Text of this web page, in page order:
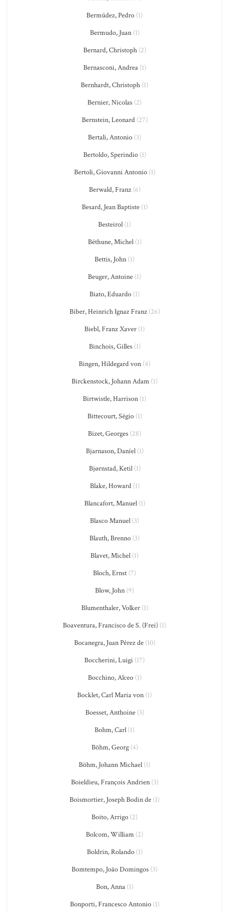
Bermúdez, Pedro (1)
Bermudo, Juan(1)
Bernard, Christoph(2)
Bernasconi, Andrea(1)
Bernhardt, Christoph (1)
Bernier, Nicolas (2)
Bernstein, Leonard(27)
Bertali, Antonio (3)
Bertoldo, Sperindio(1)
Bertoli, Giovanni Antonio(1)
Berwald, Franz(6)
Besard, Jean Baptiste(1)
Besteirol (1)
Béthune, Michel(1)
Bettis, John (1)
Beuger, Antoine (1)
Biato, Eduardo (1)
Biber, Heinrich Ignaz Franz(26)
Biebl, Franz Xaver (1)
Binchois, Gilles(1)
Bingen, Hildegard von (4)
Birckenstock, Johann Adam (1)
Birtwistle, Harrison (1)
Bittecourt, Ségio(1)
Bizet, Georges (28)
Bjarnason, Daníel(1)
Bjørnstad, Ketil(1)
Blake, Howard(1)
Blancafort, Manuel(1)
Blasco Manuel (3)
Blauth, Brenno (3)
Blavet, Michel (1)
Bloch, Ernst (7)
Blow, John (9)
Blumenthaler, Volker(1)
Boaventura, Francisco de S. (Frei) (1)
Bocanegra, Juan Pérez de(10)
Boccherini, Luigi (17)
Bocchino, Alceo(1)
Bocklet, Carl Maria von (1)
Boesset, Anthoine(3)
Bohm, Carl (1)
Böhm, Georg(4)
Böhm, Johann Michael (1)
Boieldieu, François Andrien(3)
Boismortier, Joseph Bodin de (1)
Boito, Arrigo (2)
Bolcom, William (2)
Boldrin, Rolando(1)
Bomtempo, João Domingos (3)
Bon, Anna(1)
Bonporti, Francesco Antonio(1)